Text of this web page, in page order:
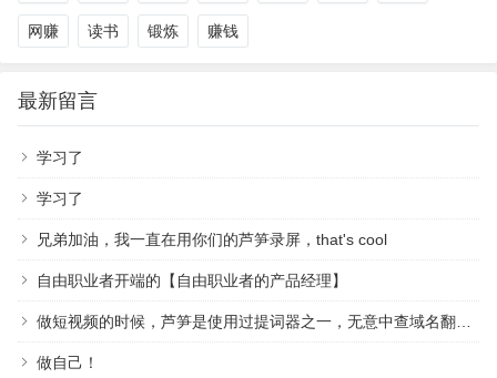
网赚 读书 锻炼 赚钱
最新留言
学习了
学习了
兄弟加油，我一直在用你们的芦笋录屏，that's cool
自由职业者开端的【自由职业者的产品经理】
做短视频的时候，芦笋是使用过提词器之一，无意中查域名翻到作者，祝越来越好
做自己！